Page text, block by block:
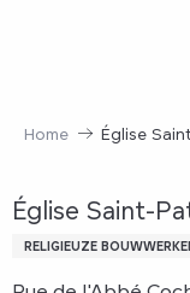
Home Église
Église Saint-
RELIGIEUZE